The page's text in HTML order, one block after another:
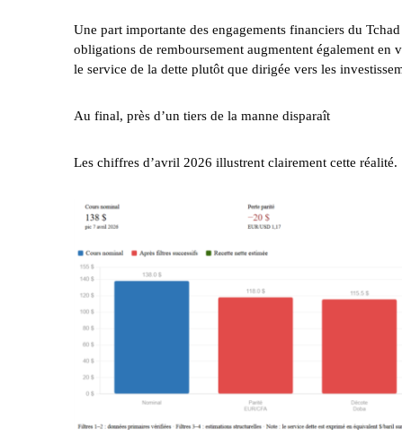
Une part importante des engagements financiers du
obligations de remboursement augmentent également en
le service de la dette plutôt que dirigée vers les
Au final, près d’un tiers de la manne disparaît
Les chiffres d’avril 2026 illustrent clairement cette réalité.